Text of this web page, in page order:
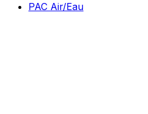
PAC Air/Eau